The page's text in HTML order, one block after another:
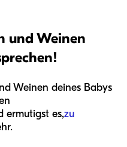
und Weinen
Weinen deines Babys
ermutigst es,zu